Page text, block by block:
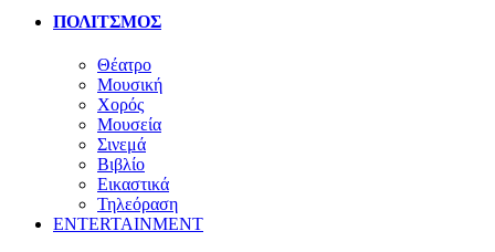
ΠΟΛΙΤΣΜΟΣ
Θέατρο
Μουσική
Χορός
Μουσεία
Σινεμά
Βιβλίο
Εικαστικά
Τηλεόραση
ENTERTAINMENT